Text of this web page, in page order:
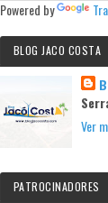
Powered by
BLOG JACO COSTA
Ver
PATROCINADORES